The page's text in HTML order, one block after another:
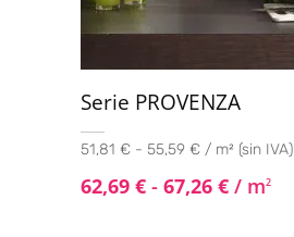
Serie PROVENZA
51,81 € - 55,59 € / m² (sin IVA)
62,69 € - 67,26 € / m2